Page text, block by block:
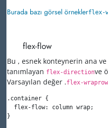
Burada bazı görsel örneklerflex-
flex-flow
Bu , esnek konteynerin ana
tanımlayan flex-directionve
Varsayılan değer .flex-wrap
.container {
  flex-flow: column wrap;
}